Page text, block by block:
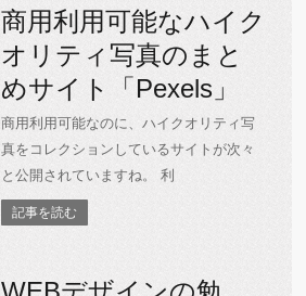
商用利用可能なハイク
オリティ写真のまと
めサイト「Pexels」
商用利用可能なのに、ハイクオリティ写
真をコレクションしているサイトが次々
と公開されていますね。 利
記事を読む